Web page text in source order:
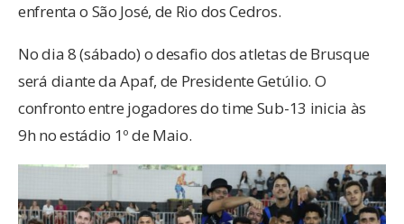
enfrenta o São José, de Rio dos Cedros.
No dia 8 (sábado) o desafio dos atletas de Brusque
será diante da Apaf, de Presidente Getúlio. O
confronto entre jogadores do time Sub-13 inicia às
9h no estádio 1º de Maio.